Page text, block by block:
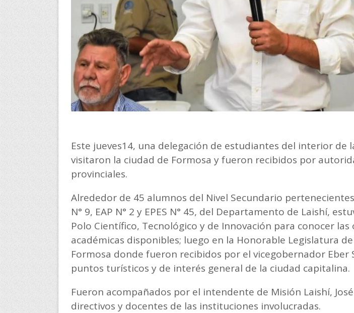
Este jueves14, una delegación de estudiantes del interior de
visitaron la ciudad de Formosa y fueron recibidos por
provinciales.
Alrededor de 45 alumnos del Nivel Secundario pertenecientes
N° 9, EAP N° 2 y EPES N° 45, del Departamento de Laishí,
Polo Científico, Tecnológico y de Innovación para conocer las
académicas disponibles; luego en la Honorable Legislatura
Formosa donde fueron recibidos por el vicegobernador Eber
puntos turísticos y de interés general de la ciudad capitalina.
Fueron acompañados por el intendente de Misión Laishí,
directivos y docentes de las instituciones involucradas.